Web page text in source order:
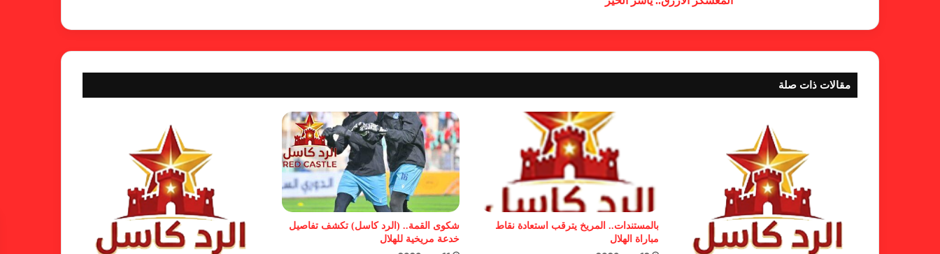
بسبب “الصفر الدولي” .. ريجيكامب
يهرب من الهلال
الفنلندي يفضح لجان الإتحاد.. يدعم
شكوى المريخ ويهدد الهلال
مقالات ذات صلة
بالمستندات.. المريخ يترقب استعادة نقاط
مباراة الهلال
شكوى القمة.. (الرد كاسل) تكشف تفاصيل
خدعة مريخية للهلال